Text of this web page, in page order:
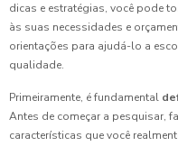
dicas e estratégias, você pode
às suas necessidades e
orientações para ajudá-lo a
qualidade.
Primeiramente, é fundamental
Antes de começar a pesquisar,
características que você